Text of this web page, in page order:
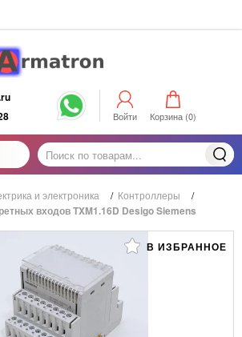
Войти Корзина (0)
и электроника / Контроллеры /
входов TXM1.16D Desigo Siemens
В ИЗБРАННОЕ